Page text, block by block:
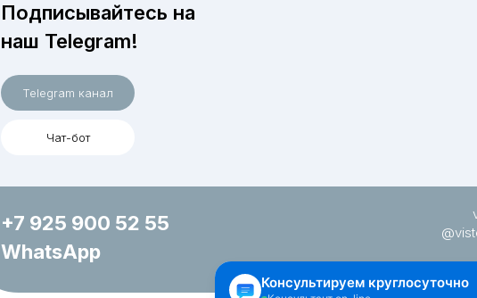
Подписывайтесь на
наш Telegram!
Telegram канал
Чат-бот
+7 925 900 52 55
WhatsApp